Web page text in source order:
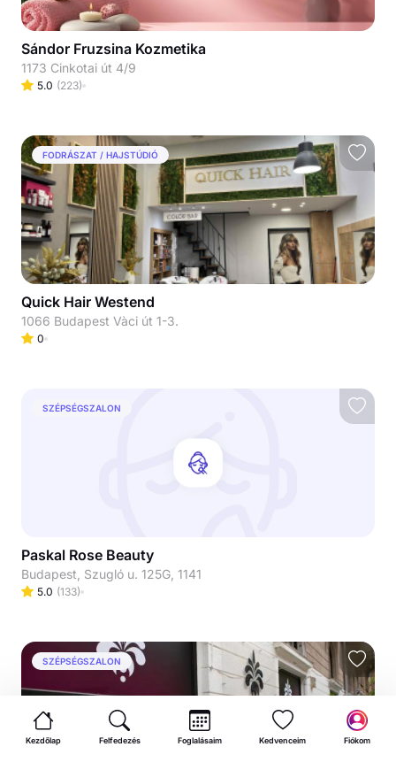
Sándor Fruzsina Kozmetika
1173 Cinkotai út 4/9
5.0 (223)
FODRÁSZAT / HAJSTÚDIÓ
Quick Hair Westend
1066 Budapest Vàci út 1-3.
0
SZÉPSÉGSZALON
Paskal Rose Beauty
Budapest, Szugló u. 125G, 1141
5.0 (133)
SZÉPSÉGSZALON
Kezdőlap Felfedezés Foglalásaim Kedvenceim Fiókom